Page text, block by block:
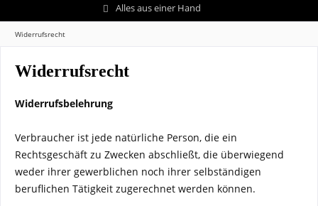
Alles aus einer Hand
Widerrufsrecht
Widerrufsrecht
Widerrufsbelehrung
Verbraucher ist jede natürliche Person, die ein
Rechtsgeschäft zu Zwecken abschließt, die überwiegend
weder ihrer gewerblichen noch ihrer selbständigen
beruflichen Tätigkeit zugerechnet werden können.